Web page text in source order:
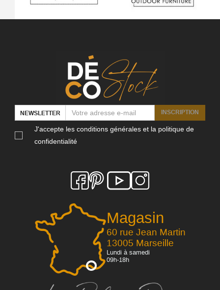
Magasin
60 rue Jean Martin
13005 Marseille
Lundi à samedi
09h-18h
NEWSLETTER INSCRIPTION
J'accepte les conditions générales et la politique de
confidentialité